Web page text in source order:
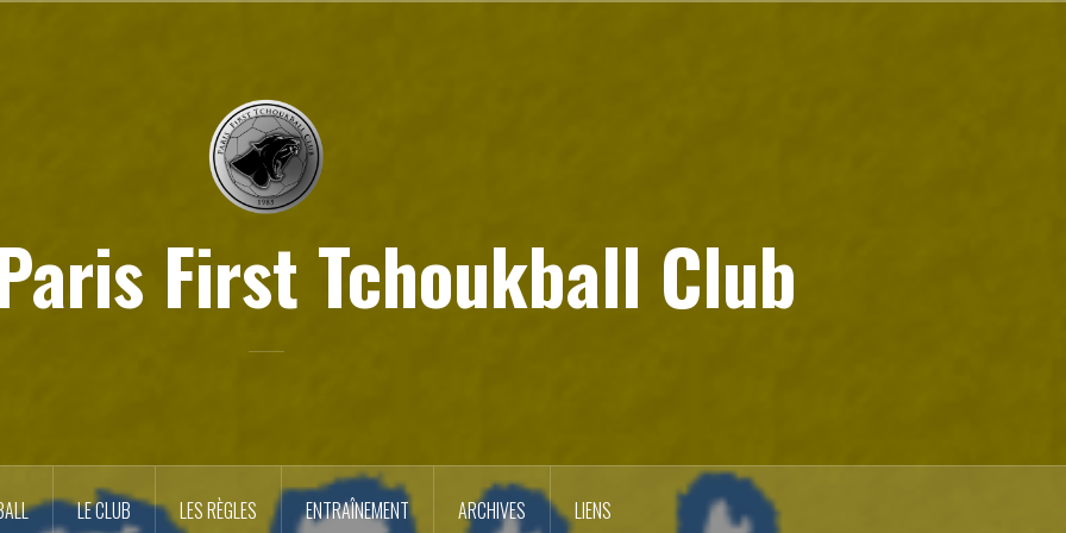
First Tchoukball Club
LE CLUB LES RÈGLES ENTRAÎNEMENT ARCHIVES LIENS